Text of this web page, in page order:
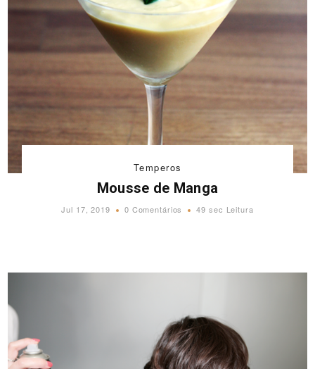
Temperos
Mousse de Manga
Jul 17, 2019 0 Comentários 49 sec Leitura